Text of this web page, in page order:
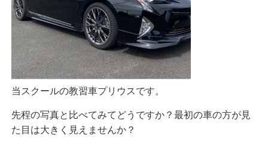
当スクールの教習車プリウスです。
先程の写真と比べてみてどうですか？最初の車の方が見
た目は大きく見えませんか？